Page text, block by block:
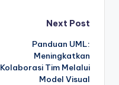
Next Post
Panduan UML:
Meningkatkan
Kolaborasi Tim Melalui
Model Visual